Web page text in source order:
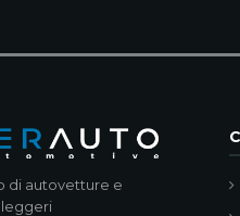
di autovetture e